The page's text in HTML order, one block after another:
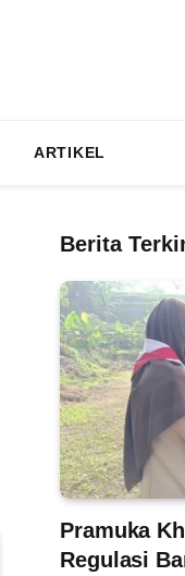
ARTIKEL
Berita
Pramuka
Regulasi